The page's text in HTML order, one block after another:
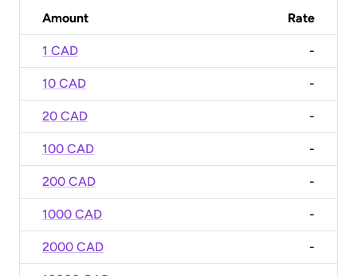
Amount Rate
1 CAD -
10 CAD -
20 CAD -
100 CAD -
200 CAD -
1000 CAD -
2000 CAD -